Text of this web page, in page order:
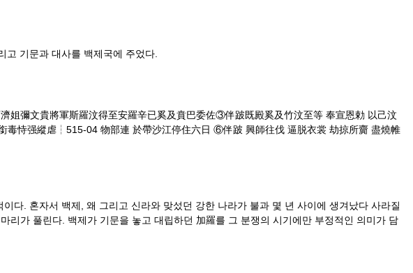
기문과 대사를 백제국에 주었다.
彌文貴將軍斯羅汶得至安羅辛已奚及賁巴委佐③伴跛既殿奚及竹汶至等 奉宣恩勅 以己汶
恃强縱虐┆515-04 物部連 於帶沙江停住六日 ⑥伴跛 興師往伐 逼脱衣裳 劫掠所齎 盡燒帷
다. 혼자서 백제, 왜 그리고 신라와 맞섰던 강한 나라가 불과 몇 년 사이에 생겨났다 사라질
가 풀린다. 백제가 기문을 놓고 대립하던 加羅를 그 분쟁의 시기에만 부정적인 의미가 담